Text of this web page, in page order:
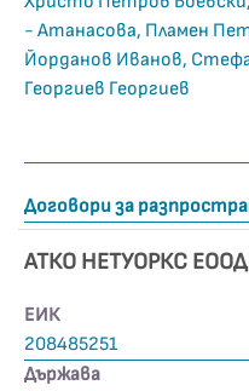
- Атанасова, Пламен
Йорданов Иванов,
Георгиев Георгиев
Договори за
АТКО НЕТУОРКС
ЕИК
208485251
Държава